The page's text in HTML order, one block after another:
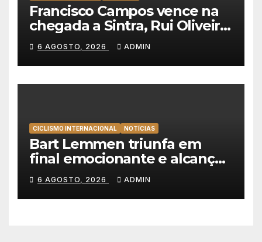
Francisco Campos vence na
chegada a Sintra, Rui Oliveira
veste de amarelo na Volta a
Portugal
6 AGOSTO, 2026 ADMIN
CICLISMO INTERNACIONAL NOTÍCIAS
Bart Lemmen triunfa em
final emocionante e alcança
a primeira vitória da carreira
na Volta à Polónia
6 AGOSTO, 2026 ADMIN